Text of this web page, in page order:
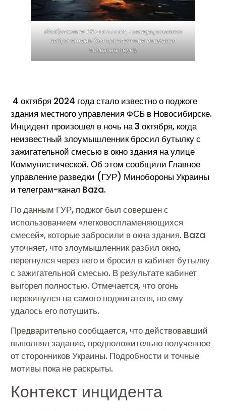
Изображение Obzoro.com, сгенерированное
нейросетями для привлечения внимания
пользователей
4 октября 2024 года стало известно о поджоге
здания местного управления ФСБ в Новосибирске.
Инцидент произошел в ночь на 3 октября, когда
неизвестный злоумышленник бросил бутылку с
зажигательной смесью в окно здания на улице
Коммунистической. Об этом сообщили Главное
управление разведки (ГУР) Минобороны Украины
и телеграм-канал Baza.
По данным ГУР, поджог был совершен с
использованием «легковоспламеняющихся
смесей», которые забросили в окна здания. Baza
уточняет, что злоумышленник разбил окно,
перегнулся через него и бросил в кабинет бутылку
с зажигательной смесью. В результате кабинет
выгорел полностью. Отмечается, что огонь
перекинулся на самого поджигателя, но ему
удалось его потушить.
Предварительно сообщается, что действовавший
выполнял задание, предположительно полученное
от сторонников Украины. Подробности и точные
мотивы пока не раскрыты.
Контекст инцидента